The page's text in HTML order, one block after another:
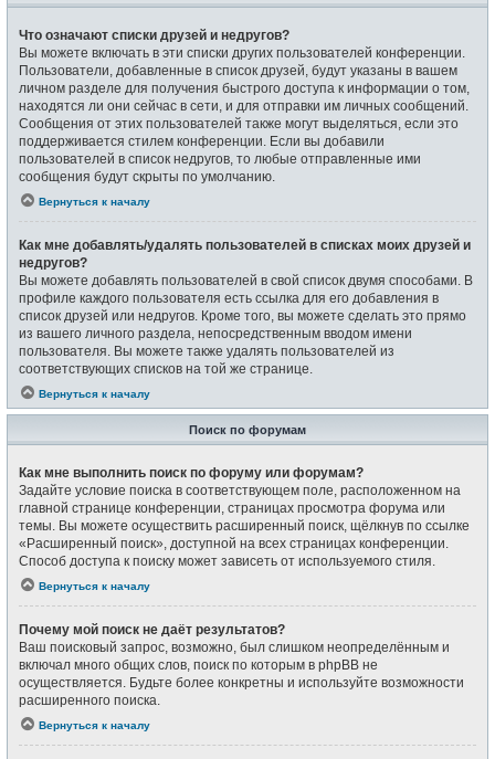
Что означают списки друзей и недругов?
Вы можете включать в эти списки других пользователей конференции.
Пользователи, добавленные в список друзей, будут указаны в вашем
личном разделе для получения быстрого доступа к информации о том,
находятся ли они сейчас в сети, и для отправки им личных сообщений.
Сообщения от этих пользователей также могут выделяться, если это
поддерживается стилем конференции. Если вы добавили
пользователей в список недругов, то любые отправленные ими
сообщения будут скрыты по умолчанию.
Вернуться к началу
Как мне добавлять/удалять пользователей в списках моих друзей и
недругов?
Вы можете добавлять пользователей в свой список двумя способами. В
профиле каждого пользователя есть ссылка для его добавления в
список друзей или недругов. Кроме того, вы можете сделать это прямо
из вашего личного раздела, непосредственным вводом имени
пользователя. Вы можете также удалять пользователей из
соответствующих списков на той же странице.
Вернуться к началу
Поиск по форумам
Как мне выполнить поиск по форуму или форумам?
Задайте условие поиска в соответствующем поле, расположенном на
главной странице конференции, страницах просмотра форума или
темы. Вы можете осуществить расширенный поиск, щёлкнув по ссылке
«Расширенный поиск», доступной на всех страницах конференции.
Способ доступа к поиску может зависеть от используемого стиля.
Вернуться к началу
Почему мой поиск не даёт результатов?
Ваш поисковый запрос, возможно, был слишком неопределённым и
включал много общих слов, поиск по которым в phpBB не
осуществляется. Будьте более конкретны и используйте возможности
расширенного поиска.
Вернуться к началу